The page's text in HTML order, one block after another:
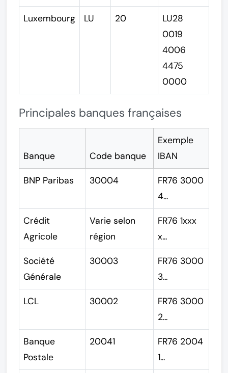
Luxembourg LU 20
LU28
0019
4006
4475
0000
Principales banques françaises
Banque Code banque
Exemple
IBAN
BNP Paribas 30004
FR76 3000
4...
Crédit
Agricole
Varie selon
région
FR76 1xxx
x...
Société
Générale
30003
FR76 3000
3...
LCL 30002
FR76 3000
2...
Banque
Postale
20041
FR76 2004
1...